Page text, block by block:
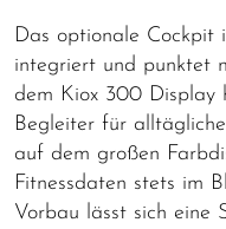
Das optionale Cockpit
integriert und punktet
dem Kiox 300 Display
Begleiter für
auf dem großen
Fitnessdaten stets im
Vorbau lässt sich eine